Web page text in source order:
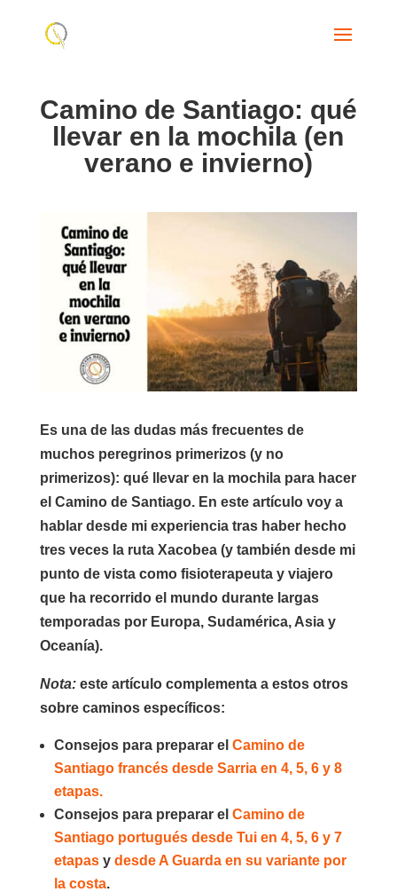
Camino de Santiago: qué
llevar en la mochila (en
verano e invierno)
Es una de las dudas más frecuentes de
muchos peregrinos primerizos (y no
primerizos): qué llevar en la mochila para hacer
el Camino de Santiago. En este artículo voy a
hablar desde mi experiencia tras haber hecho
tres veces la ruta Xacobea (y también desde mi
punto de vista como fisioterapeuta y viajero
que ha recorrido el mundo durante largas
temporadas por Europa, Sudamérica, Asia y
Oceanía).
Nota:este artículo complementa a estos otros
sobre caminos específicos:
Consejos para preparar el Camino de
Santiago francés desde Sarria en 4, 5, 6 y 8
etapas.
Consejos para preparar el Camino de
Santiago portugués desde Tui en 4, 5, 6 y 7
etapas y desde A Guarda en su variante por
la costa.